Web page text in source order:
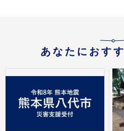
あなたにおす